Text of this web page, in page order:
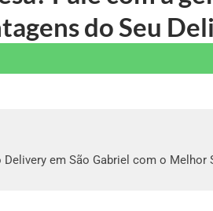
do Seu
Delivery em São Gabriel com o Melhor